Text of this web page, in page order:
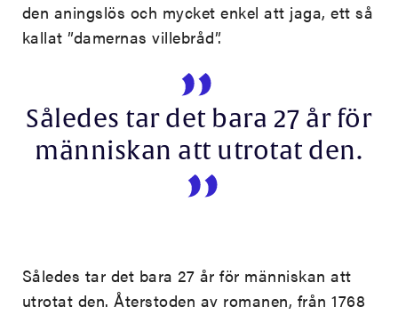
den aningslös och mycket enkel att jaga, ett så
kallat ”damernas villebråd”.
Således tar det bara 27 år för
människan att utrotat den.
Således tar det bara 27 år för människan att
utrotat den. Återstoden av romanen, från 1768